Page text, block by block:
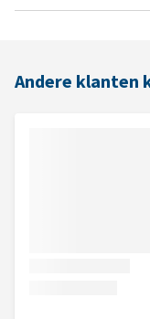
Andere klanten